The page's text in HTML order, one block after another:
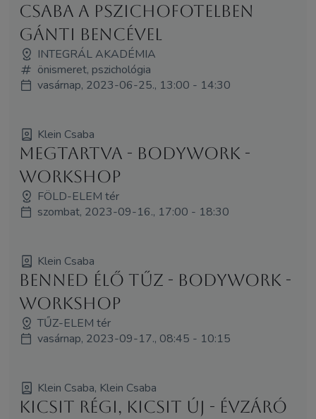
Csaba a Pszichofotelben
Gánti Bencével
INTEGRÁL AKADÉMIA
önismeret, pszichológia
vasárnap, 2023-06-25., 13:00 - 14:30
Klein Csaba
Megtartva - Bodywork -
WORKSHOP
FÖLD-ELEM tér
szombat, 2023-09-16., 17:00 - 18:30
Klein Csaba
Benned élő tűz - bodywork -
WORKSHOP
TŰZ-ELEM tér
vasárnap, 2023-09-17., 08:45 - 10:15
Klein Csaba, Klein Csaba
Kicsit régi, kicsit új - Évzáró